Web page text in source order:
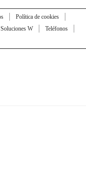
Política de cookies
Soluciones W
Teléfonos